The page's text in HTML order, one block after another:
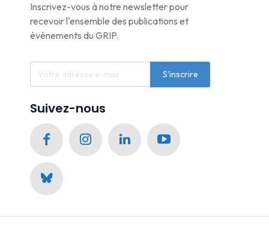
Inscrivez-vous à notre newsletter pour
recevoir l'ensemble des publications et
événements du GRIP.
S'inscrire
Suivez-nous